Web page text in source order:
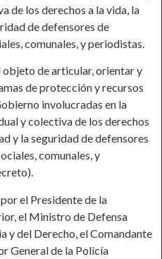
de los derechos a la vida, la
de defensores de
comunales, y periodistas.
objeto de articular, orientar y
de protección y recursos
involucradas en la
y colectiva de los derechos
y la seguridad de defensores
comunales, y
el Presidente de la
el Ministro de Defensa
y del Derecho, el Comandante
General de la Policía